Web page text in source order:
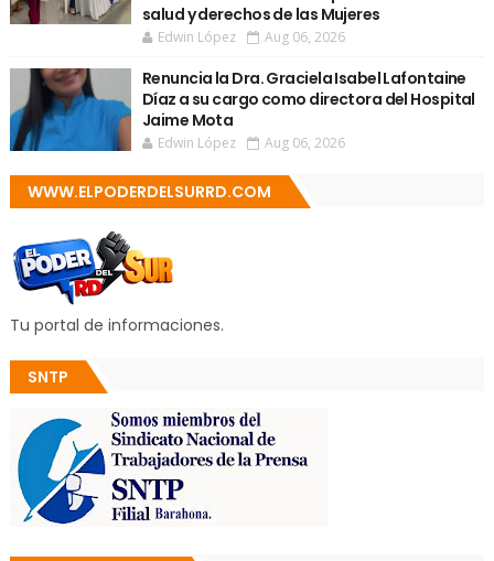
salud y derechos de las Mujeres
Edwin López Aug 06, 2026
Renuncia la Dra. Graciela Isabel Lafontaine
Díaz a su cargo como directora del Hospital
Jaime Mota
Edwin López Aug 06, 2026
WWW.ELPODERDELSURRD.COM
Tu portal de informaciones.
SNTP